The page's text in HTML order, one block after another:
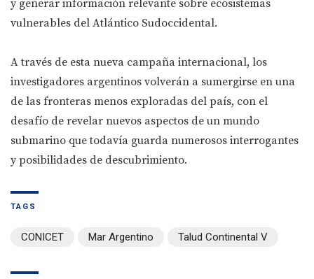
y generar información relevante sobre ecosistemas
vulnerables del Atlántico Sudoccidental.
A través de esta nueva campaña internacional, los
investigadores argentinos volverán a sumergirse en una
de las fronteras menos exploradas del país, con el
desafío de revelar nuevos aspectos de un mundo
submarino que todavía guarda numerosos interrogantes
y posibilidades de descubrimiento.
TAGS
CONICET Mar Argentino Talud Continental V